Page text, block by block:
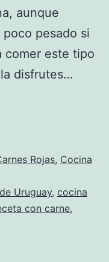
aunque
pesado si
comer este tipo
la disfrutes…
Rojas, Cocina
Uruguay, cocina
con carne,